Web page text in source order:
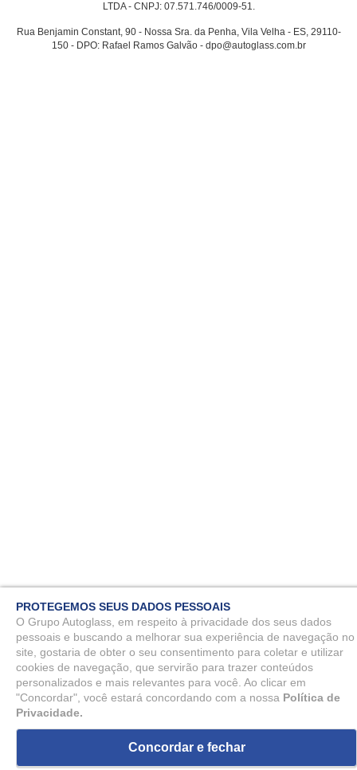
R$ 113,86
LTDA - CNPJ: 07.571.746/0009-51.
Rua Benjamin Constant, 90 - Nossa Sra. da Penha, Vila Velha - ES, 29110-
150 - DPO: Rafael Ramos Galvão - dpo@autoglass.com.br
PROTEGEMOS SEUS DADOS PESSOAIS
O Grupo Autoglass, em respeito à privacidade dos seus dados
pessoais e buscando a melhorar sua experiência de navegação no
site, gostaria de obter o seu consentimento para coletar e utilizar
cookies de navegação, que servirão para trazer conteúdos
personalizados e mais relevantes para você. Ao clicar em
"Concordar", você estará concordando com a nossa Política de
Privacidade.
Concordar e fechar